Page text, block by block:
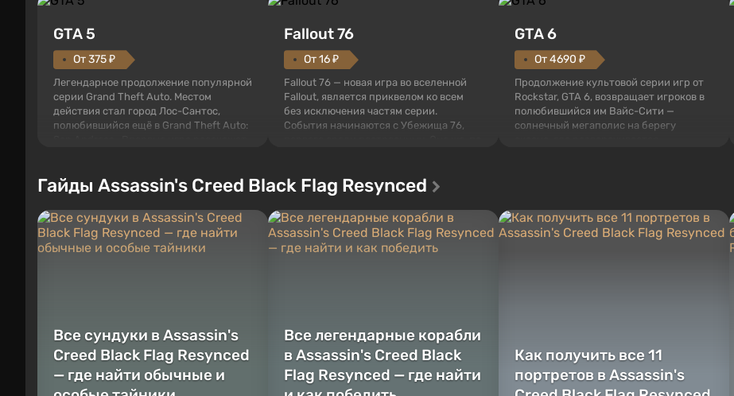
GTA 5
От 375 ₽
Легендарное продолжение популярной
серии Grand Theft Auto. Местом
действия стал город Лос-Сантос,
полюбившийся ещё в Grand Theft Auto:
которыми вы сможете переключаться в
любое время. Жанр и...
Fallout 76
От 16 ₽
Fallout 76 — новая игра во вселенной
Fallout, является приквелом ко всем
без исключения частям серии.
События начинаются с Убежища 76,
как на Америку упадут ядерные бомбы.
Место действия Fallout...
GTA 6
От 4690 ₽
Продолжение культовой серии игр от
Rockstar, GTA 6, возвращает игроков в
полюбившийся им Вайс-Сити —
солнечный мегаполис на берегу
неприятности. И...
Гайды Assassin's Creed Black Flag Resynced
Все сундуки в Assassin's
Creed Black Flag Resynced
— где найти обычные и
Все легендарные корабли
в Assassin's Creed Black
Flag Resynced — где найти
Как получить все 11
портретов в Assassin's